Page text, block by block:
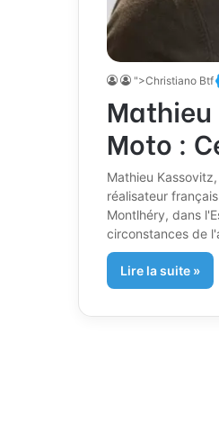
">Christiano Btf
Mathieu
Moto :
Mathieu
réalisateur
Montlhéry, dans
circonstances de
Lire la suite »